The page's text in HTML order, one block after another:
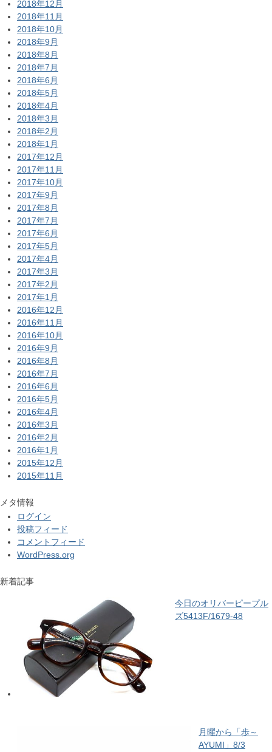
2018年12月
2018年11月
2018年10月
2018年9月
2018年8月
2018年7月
2018年6月
2018年5月
2018年4月
2018年3月
2018年2月
2018年1月
2017年12月
2017年11月
2017年10月
2017年9月
2017年8月
2017年7月
2017年6月
2017年5月
2017年4月
2017年3月
2017年2月
2017年1月
2016年12月
2016年11月
2016年10月
2016年9月
2016年8月
2016年7月
2016年6月
2016年5月
2016年4月
2016年3月
2016年2月
2016年1月
2015年12月
2015年11月
メタ情報
ログイン
投稿フィード
コメントフィード
WordPress.org
新着記事
今日のオリバーピープル
ズ5413F/1679-48
月曜から「歩～
AYUMI」8/3